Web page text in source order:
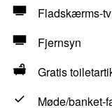
Fladskærms-tv
Fjernsyn
Gratis
Møde/banket-